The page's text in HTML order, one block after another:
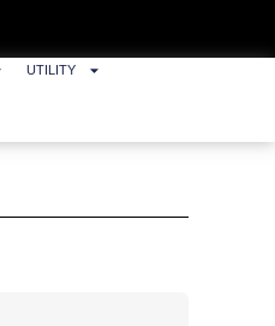
UTILITY